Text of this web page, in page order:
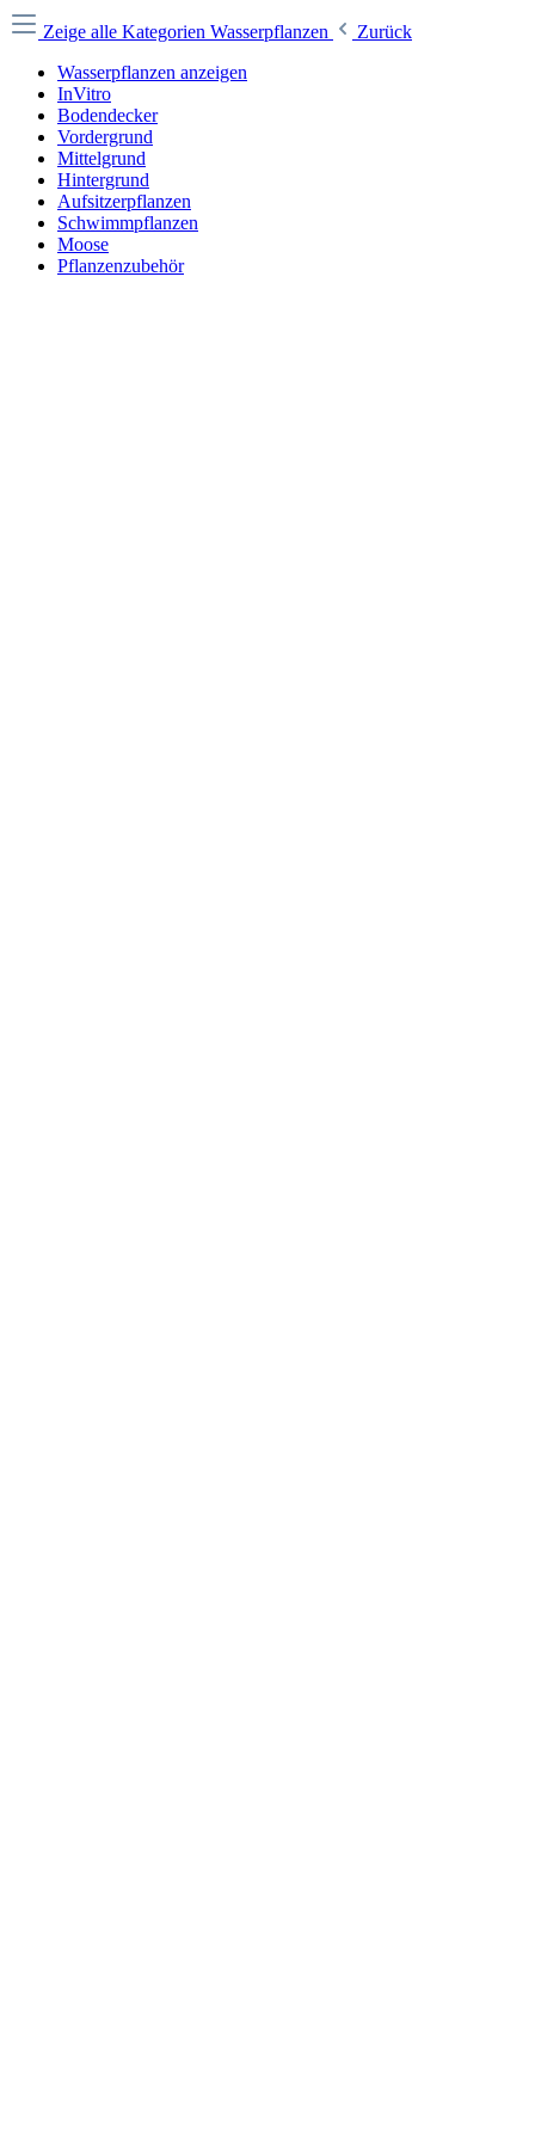
Zeige alle Kategorien Wasserpflanzen
Zurück
Wasserpflanzen anzeigen
InVitro
Bodendecker
Vordergrund
Mittelgrund
Hintergrund
Aufsitzerpflanzen
Schwimmpflanzen
Moose
Pflanzenzubehör